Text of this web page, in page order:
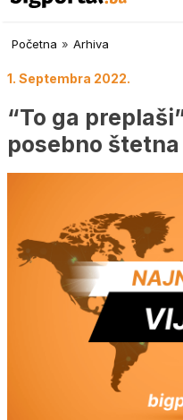
Početna » Arhiva
1. Septembra 2022.
“To ga
posebno